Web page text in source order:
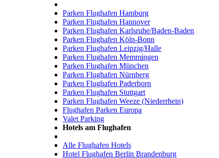
Parken Flughafen Hamburg
Parken Flughafen Hannover
Parken Flughafen Karlsruhe/Baden-Baden
Parken Flughafen Köln-Bonn
Parken Flughafen Leipzig/Halle
Parken Flughafen Memmingen
Parken Flughafen München
Parken Flughafen Nürnberg
Parken Flughafen Paderborn
Parken Flughafen Stuttgart
Parken Flughafen Weeze (Niederrhein)
Flughafen Parken Europa
Valet Parking
Hotels am Flughafen
Alle Flughafen Hotels
Hotel Flughafen Berlin Brandenburg